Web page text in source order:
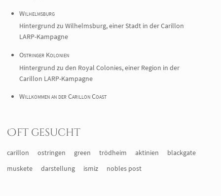
Wilhelmsburg
Hintergrund zu Wilhelmsburg, einer Stadt in der Carillon
LARP-Kampagne
Ostringer Kolonien
Hintergrund zu den Royal Colonies, einer Region in der
Carillon LARP-Kampagne
Willkommen an der Carillon Coast
Oft gesucht
carillon ostringen green trödheim aktinien
blackgate
muskete
darstellung ismiz nobles post